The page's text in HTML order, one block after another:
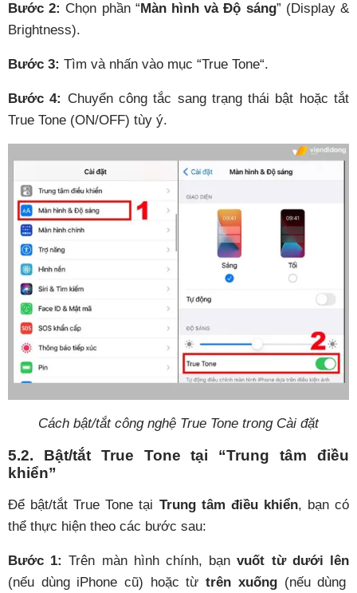
Bước 2: Chọn phần “Màn hình và Độ sáng” (Display &
Brightness).
Bước 3: Tìm và nhấn vào mục “True Tone“.
Bước 4: Chuyển công tắc sang trạng thái bật hoặc tắt
True Tone (ON/OFF) tùy ý.
Cách bật/tắt công nghệ True Tone trong Cài đặt
5.2. Bật/tắt True Tone tại “Trung tâm điều
khiển”
Để bật/tắt True Tone tại Trung tâm điều khiển, bạn có
thể thực hiện theo các bước sau:
Bước 1: Trên màn hình chính, bạnvuốt từ dưới lên
(nếu dùng iPhone cũ) hoặc từtrên xuống(nếu dùng